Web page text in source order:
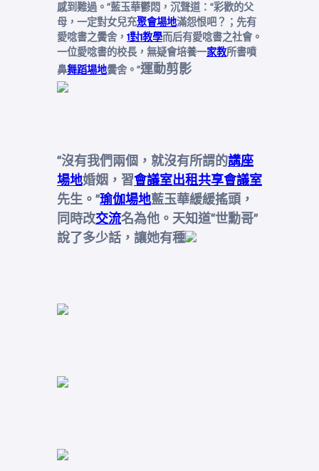
感到難過。”藍玉華鬱悶，沉聲道：“彩歡的父
母，一定對女兒充聚會場地滿怨恨吧？；先有
愛唸書之黌舍， 1對1教學而后有愛唸書之社會。
一位愛唸書的校長，無疑會培養一家教所書噴
鼻舞蹈場地黌舍。”運動剪影
“沒有我們兩個，就沒有所謂的講座
場地婚姻，習會議室出租共享會議室
先生。”瑜伽場地藍玉華緩緩搖頭，
同時改交流名為他。天知道“世勳哥”
說了多少話，讓她有種